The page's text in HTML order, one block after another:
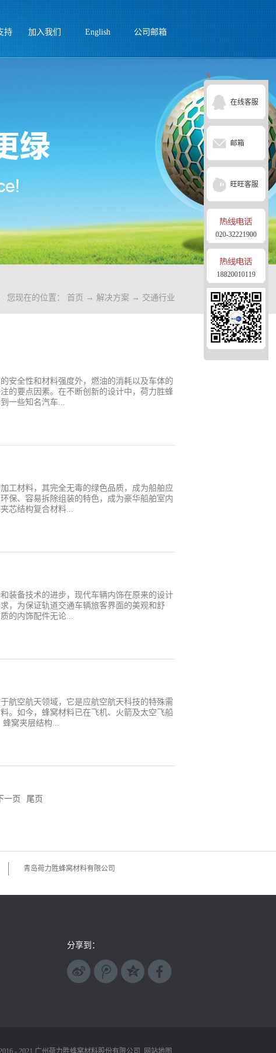
持 加入我们 English 公司邮箱
您现在的位置： 首页 → 解决方案 → 交通行业
安全性和材料强度外，燃油的消耗以及车体的
的要点因素。在不断创新的设计中，荷力胜蜂
一些知名汽车...
璃纤维布粘结、定型、固化，制造出高性能轻
、降低制造成本、提高零部件的可回收性能，
而航空制造业也开始考虑采用高品质荷力胜蜂
制造领域中的特点： 1、硬质纤维板、塑料
代板材；2、使用小孔径蜂窝纸芯提供最大的
工材料，其完全无毒的绿色品质，成为船舶应
保、容易拆除组装的特色，成为豪华船舶室内
芯结构复合材料...
装备技术的进步，现代车辆内饰在原来的设计
，为保证轨道交通车辆旅客界面的美观和舒
的内饰配件无论...
应运而生。 蜂窝板具有重量轻、刚度大的优
很好，所以蜂窝板，尤其是铝蜂窝板在轨道交
，原来一辆２５型铁路客车的胶合板材料地
组铝蜂窝板材料地板的重量仅仅约为0.8T，减
航空航天领域，它是应航空航天科技的特殊需
。如今，蜂窝材料已在飞机、火箭及太空飞船
蜂窝夹层结构...
吸音、隔音和隔热性能好等优点，长期以来备
工艺是先进飞机研制的关键技术之一。随着新
受拉伸载荷和压缩载荷，以及剪切、扭转、弯
设计中使用了纵向加强件和增稳桁条、翼肋和
会带来结构增重问题。提高结构比刚度的有效
下一页 尾页
青岛荷力胜蜂窝材料有限公司
分享到：
- 2021 广州荷力胜蜂窝材料股份有限公司 网站地图
X
在线客服
邮箱
旺旺客服
020-32221900
18820010119